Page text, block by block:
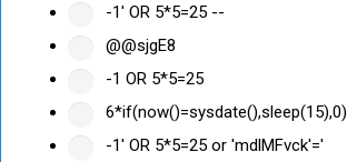
-1' OR 5*5=25 --
@@sjgE8
-1 OR 5*5=25
6*if(now()=sysdate(),sleep(15),0)
-1' OR 5*5=25 or 'mdlMFvck'='